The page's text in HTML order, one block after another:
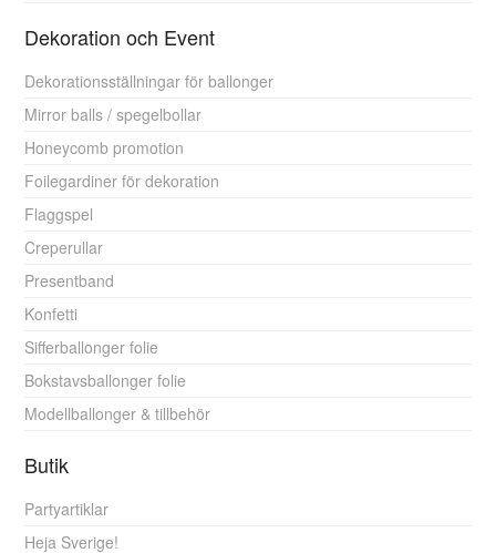
Dekoration och Event
Dekorationsställningar för ballonger
Mirror balls / spegelbollar
Honeycomb promotion
Foilegardiner för dekoration
Flaggspel
Creperullar
Presentband
Konfetti
Sifferballonger folie
Bokstavsballonger folie
Modellballonger & tillbehör
Butik
Partyartiklar
Heja Sverige!